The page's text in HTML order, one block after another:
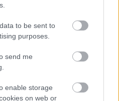
to be sent to
purposes.
send me
enable storage
on web or
nekem rendet…”
egy hajóra? Erről
A többi kapitány szerint
08.